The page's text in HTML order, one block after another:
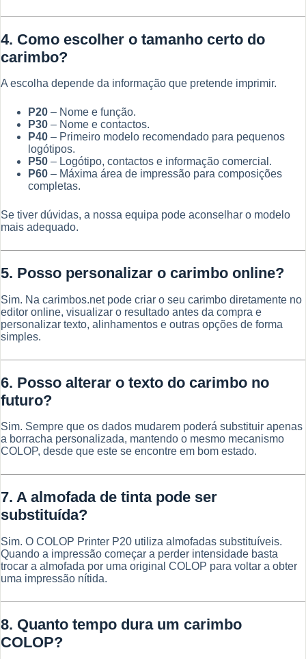
4. Como escolher o tamanho certo do
carimbo?
A escolha depende da informação que pretende imprimir.
P20 – Nome e função.
P30 – Nome e contactos.
P40 – Primeiro modelo recomendado para pequenos
logótipos.
P50 – Logótipo, contactos e informação comercial.
P60 – Máxima área de impressão para composições
completas.
Se tiver dúvidas, a nossa equipa pode aconselhar o modelo
mais adequado.
5. Posso personalizar o carimbo online?
Sim. Na carimbos.net pode criar o seu carimbo diretamente no
editor online, visualizar o resultado antes da compra e
personalizar texto, alinhamentos e outras opções de forma
simples.
6. Posso alterar o texto do carimbo no
futuro?
Sim. Sempre que os dados mudarem poderá substituir apenas
a borracha personalizada, mantendo o mesmo mecanismo
COLOP, desde que este se encontre em bom estado.
7. A almofada de tinta pode ser
substituída?
Sim. O COLOP Printer P20 utiliza almofadas substituíveis.
Quando a impressão começar a perder intensidade basta
trocar a almofada por uma original COLOP para voltar a obter
uma impressão nítida.
8. Quanto tempo dura um carimbo
COLOP?